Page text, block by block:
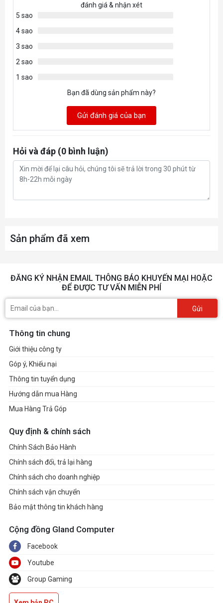
đánh giá & nhận xét
5 sao
4 sao
3 sao
2 sao
1 sao
Bạn đã dùng sản phẩm này?
Gửi đánh giá của bạn
Hỏi và đáp (0 bình luận)
Sản phẩm đã xem
ĐĂNG KÝ NHẬN EMAIL THÔNG BÁO KHUYẾN MẠI HOẶC
ĐỂ ĐƯỢC TƯ VẤN MIỄN PHÍ
Gửi
Thông tin chung
Giới thiệu công ty
Góp ý, Khiếu nại
Thông tin tuyển dụng
Hướng dẫn mua Hàng
Mua Hàng Trả Góp
Quy định & chính sách
Chính Sách Bảo Hành
Chính sách đổi, trả lại hàng
Chính sách cho doanh nghiệp
Chính sách vận chuyển
Bảo mật thông tin khách hàng
Cộng đồng Gland Computer
Facebook
Youtube
Group Gaming